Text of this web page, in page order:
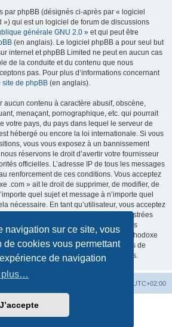
navigation sur ce site, vous
de cookies vous permettant
de navigation
plus…
J’accepte
par phpBB (désignés ci-après par « logiciel
») qui est un logiciel de forum de discussions
générale GNU 2.0 » et qui peut être
(en anglais). Le logiciel phpBB a pour seul but
internet et phpBB Limited ne peut en aucun cas
de la conduite et du contenu que nous
pas. Pour plus d’informations concernant
site de phpBB (en anglais).
aucun contenu à caractère abusif, obscène,
menaçant, pornographique, etc. qui pourrait
votre pays, du pays dans lequel le serveur de
hébergé ou encore la loi internationale. Si vous
vous vous exposez à un bannissement
réservons le droit d’avertir votre fournisseur
officielles. L’adresse IP de tous les messages
renforcement de ces conditions. Vous acceptez
.com » ait le droit de supprimer, de modifier, de
quel sujet et message à n’importe quel
nécessaire. En tant qu’utilisateur, vous acceptez
vous avez renseignées soient enregistrées
Bien que ces informations ne seront pas
sans votre consentement, ni « forum - orthodoxe
être tenus comme responsables en cas de
visant à compromettre vos données.
UTC+02:00
phpBB® Forum Software © phpBB Limited
©